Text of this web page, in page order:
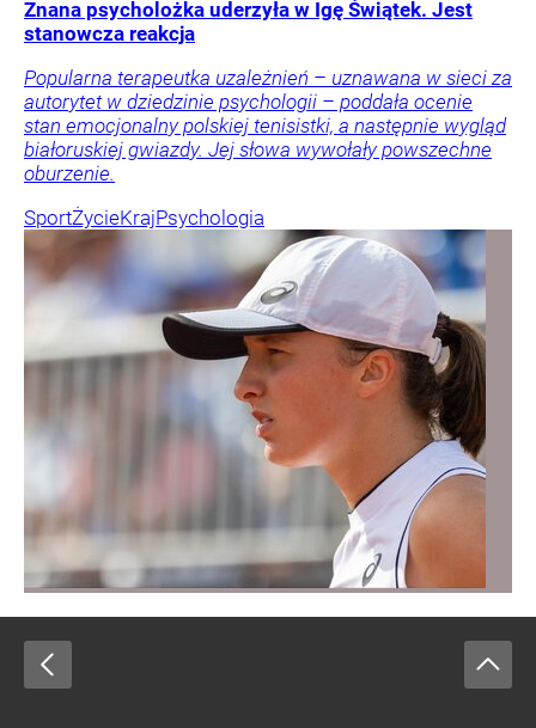
Znana psycholożka uderzyła w Igę Świątek. Jest
stanowcza reakcja
Popularna terapeutka uzależnień – uznawana w sieci za
autorytet w dziedzinie psychologii – poddała ocenie
stan emocjonalny polskiej tenisistki, a następnie wygląd
białoruskiej gwiazdy. Jej słowa wywołały powszechne
oburzenie.
SportŻycieKrajPsychologia